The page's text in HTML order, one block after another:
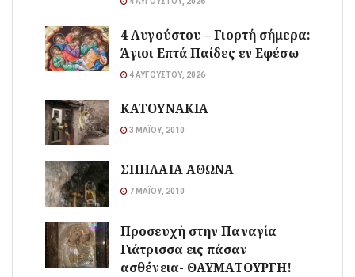
4 Αυγούστου – Γιορτή σήμερα:
Άγιοι Επτά Παίδες εν Εφέσω
4 ΑΥΓΟΎΣΤΟΥ, 2026
ΚΑΤΟΥΝΑΚΙΑ
3 ΜΑΪ́ΟΥ, 2010
ΣΠΗΛΑΙΑ ΑΘΩΝΑ
7 ΜΑΪ́ΟΥ, 2010
Προσευχή στην Παναγία
Γιάτρισσα εις πάσαν
ασθένεια- ΘΑΥΜΑΤΟΥΡΓΗ!